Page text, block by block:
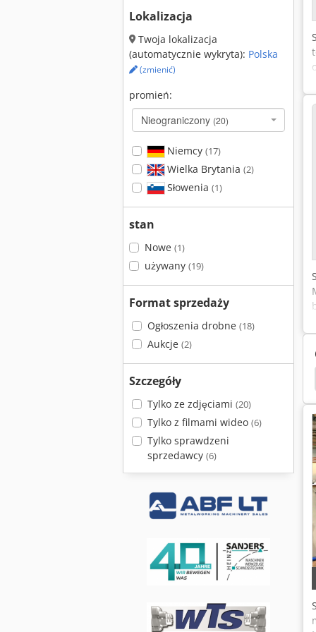
Lokalizacja
Twoja lokalizacja
(automatycznie wykryta): Polska
(zmienić)
promień:
Nieograniczony (20)
Niemcy (17)
Wielka Brytania (2)
Słowenia (1)
stan
Nowe (1)
używany (19)
Format sprzedaży
Ogłoszenia drobne (18)
Aukcje (2)
Szczegóły
Tylko ze zdjęciami (20)
Tylko z filmami wideo (6)
Tylko sprawdzeni
sprzedawcy (6)